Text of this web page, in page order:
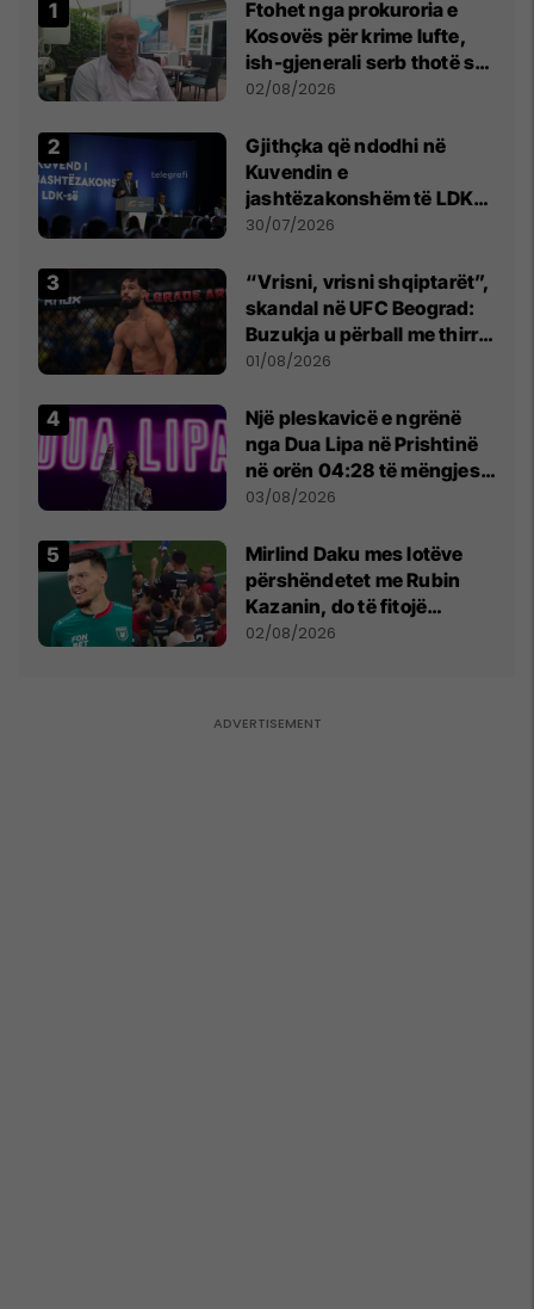
Ftohet nga prokuroria e
Kosovës për krime lufte,
ish-gjenerali serb thotë se
dikush e tradhtoi në
02/08/2026
Gjithçka që ndodhi në
Kuvendin e
jashtëzakonshëm të LDK-
së
30/07/2026
“Vrisni, vrisni shqiptarët”,
skandal në UFC Beograd:
Buzukja u përball me thirrje
anti-shqiptare nga
01/08/2026
Një pleskavicë e ngrënë
nga Dua Lipa në Prishtinë
në orën 04:28 të mëngjesit
- dhe bota digjitale serbe
03/08/2026
Mirlind Daku mes lotëve
përshëndetet me Rubin
Kazanin, do të fitojë
miliona te Spartak Moska
02/08/2026